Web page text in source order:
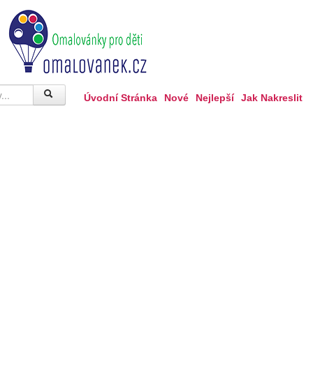
Úvodní Stránka Nové Nejlepší Jak Nakreslit